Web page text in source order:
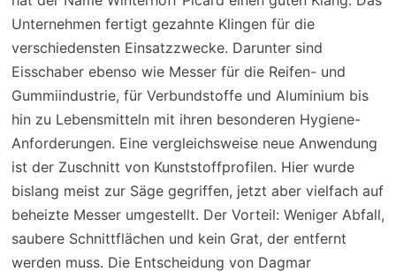
Unternehmen fertigt gezahnte Klingen für die
verschiedensten Einsatzzwecke. Darunter sind
Eisschaber ebenso wie Messer für die Reifen- und
Gummiindustrie, für Verbundstoffe und Aluminium bis
hin zu Lebensmitteln mit ihren besonderen Hygiene-
Anforderungen. Eine vergleichsweise neue Anwendung
ist der Zuschnitt von Kunststoffprofilen. Hier wurde
bislang meist zur Säge gegriffen, jetzt aber vielfach auf
beheizte Messer umgestellt. Der Vorteil: Weniger Abfall,
saubere Schnittflächen und kein Grat, der entfernt
werden muss. Die Entscheidung von Dagmar